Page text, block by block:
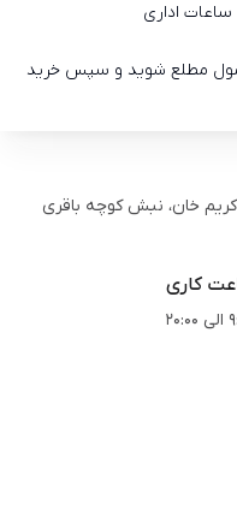
مطلع شوید و سپس خرید
کریم خان، نبش کوچه باقری
کاری